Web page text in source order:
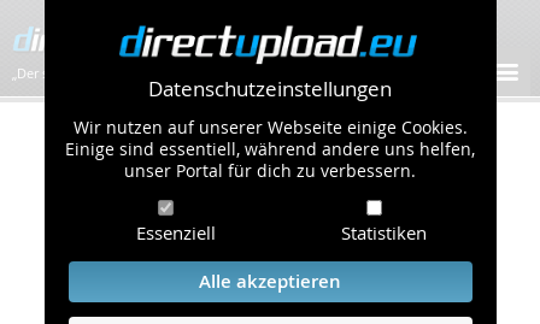
Datenschutzeinstellungen
Wir nutzen auf unserer Webseite einige Cookies.
Einige sind essentiell, während andere uns helfen,
unser Portal für dich zu verbessern.
Essenziell Statistiken
Alle akzeptieren
„Der schnellste Bilder-Hoster im Web!”
Kontakt & Support
Um eine schnelle und unkomplizierte
Bearbeitung Ihres Problems zu gewährleisten,
bitten wir Sie,
folgende Punkte zu beachten und einzuhalten.